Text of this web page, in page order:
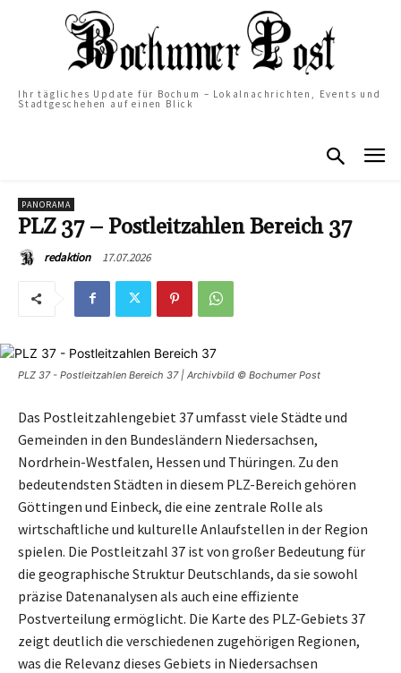
Ihr tägliches Update für Bochum – Lokalnachrichten, Events und
Stadtgeschehen auf einen Blick
PANORAMA
PLZ 37 – Postleitzahlen Bereich 37
redaktion 17.07.2026
PLZ 37 - Postleitzahlen Bereich 37 | Archivbild © Bochumer Post
Das Postleitzahlengebiet 37 umfasst viele Städte und
Gemeinden in den Bundesländern Niedersachsen,
Nordrhein-Westfalen, Hessen und Thüringen. Zu den
bedeutendsten Städten in diesem PLZ-Bereich gehören
Göttingen und Einbeck, die eine zentrale Rolle als
wirtschaftliche und kulturelle Anlaufstellen in der Region
spielen. Die Postleitzahl 37 ist von großer Bedeutung für
die geographische Struktur Deutschlands, da sie sowohl
präzise Datenanalysen als auch eine effiziente
Postverteilung ermöglicht. Die Karte des PLZ-Gebiets 37
zeigt deutlich die verschiedenen zugehörigen Regionen,
was die Relevanz dieses Gebiets in Niedersachsen